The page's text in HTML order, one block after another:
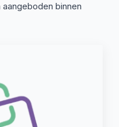
binnen